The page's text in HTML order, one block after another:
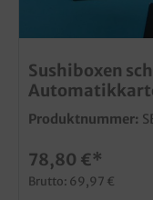
Sushiboxen
zur Auswahl
Produktnummer:
78,80 €*
Brutto: 69,97 €